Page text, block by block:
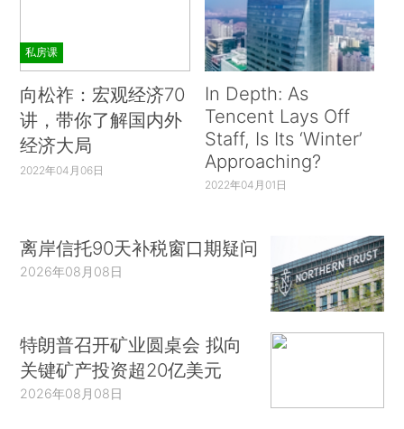
私房课
向松祚：宏观经济70
讲，带你了解国内外
经济大局
2022年04月06日
In Depth: As
Tencent Lays Off
Staff, Is Its ‘Winter’
Approaching?
2022年04月01日
离岸信托90天补税窗口期疑问
2026年08月08日
特朗普召开矿业圆桌会 拟向
关键矿产投资超20亿美元
2026年08月08日